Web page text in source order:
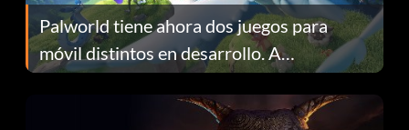
Palworld tiene ahora dos juegos para
móvil distintos en desarrollo. A
continuación te explicamos por qué.